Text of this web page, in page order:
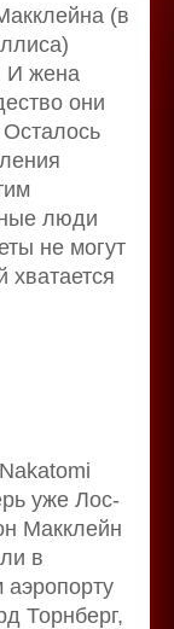
(в
И жена
они
Осталось
люди
не могут
хватается
уже Лос-
Макклейн
в
Торнберг,